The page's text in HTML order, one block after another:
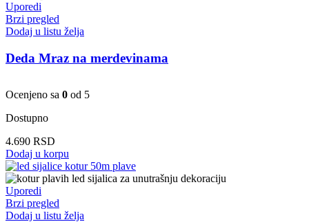
Uporedi
Brzi pregled
Dodaj u listu želja
Deda Mraz na merdevinama
Ocenjeno sa 0 od 5
Dostupno
4.690 RSD
Dodaj u korpu
Uporedi
Brzi pregled
Dodaj u listu želja